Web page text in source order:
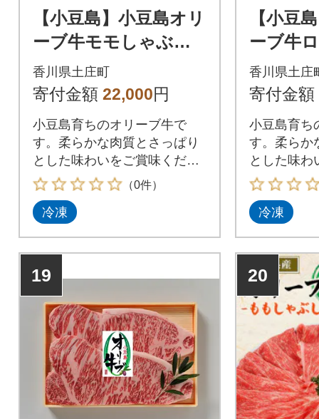
【小豆島】小豆島オリ
ーブ牛モモしゃぶし
ゃぶ380g
香川県土庄町
寄付金額 22,000円
小豆島育ちのオリーブ牛で
す。柔らかな肉質とさっぱり
とした味わいをご賞味くださ
い。
（0件）
冷凍
【小豆
ーブ牛
き&ス
香川県土庄
寄付金額
小豆島育ち
す。柔らか
とした味わ
い。
冷凍
19 20